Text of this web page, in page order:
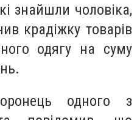
знайшли чоловіка,
крадіжку товарів
одягу на суму
одного з